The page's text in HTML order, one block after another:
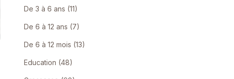
De 3 à 6 ans (11)
De 6 à 12 ans (7)
De 6 à 12 mois (13)
Education (48)